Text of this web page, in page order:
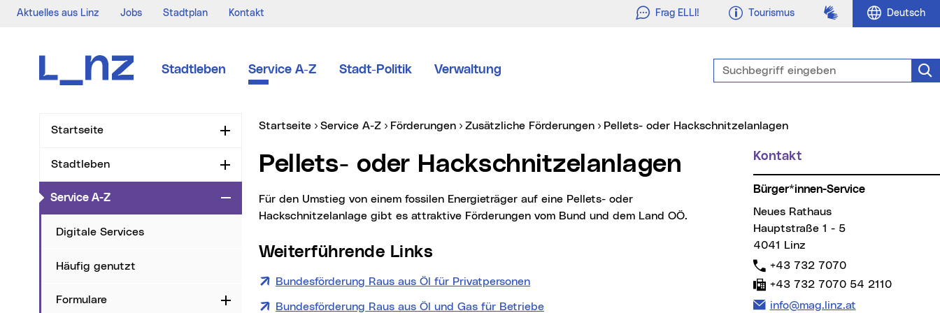
Aktuelles aus Linz Jobs Stadtplan Kontakt Frag ELLI! Tourismus Gebärdensprache
Deutsch
Stadtleben Service A-Z Stadt-Politik Verwaltung Suchbegriff eingeben
Startseite Aufklappen
Stadtleben Aufklappen
Service A-Z(aktueller Menüpunkt)Zuklappen
Digitale Services
Häufig genutzt
Formulare Aufklappen
Sie sind hier:
Startseite Service A-Z Förderungen Zusätzliche Förderungen Pellets- oder Hackschnitzelanlagen(aktueller Menüpunkt)
Pellets- oder Hackschnitzelanlagen
Für den Umstieg von einem fossilen Energieträger auf eine Pellets- oder
Hackschnitzelanlage gibt es attraktive Förderungen vom Bund und dem Land OÖ.
Weiterführende Links
Bundesförderung Raus aus Öl für Privatpersonen
Bundesförderung Raus aus Öl und Gas für Betriebe
Weitere Informationen
Kontakt
Bürger*innen-Service
Neues Rathaus
Hauptstraße 1 - 5
4041 Linz
Telefon:
+43 732 7070
Fax:
+43 732 7070 54 2110
E-Mail Adresse:
info@mag.linz.at